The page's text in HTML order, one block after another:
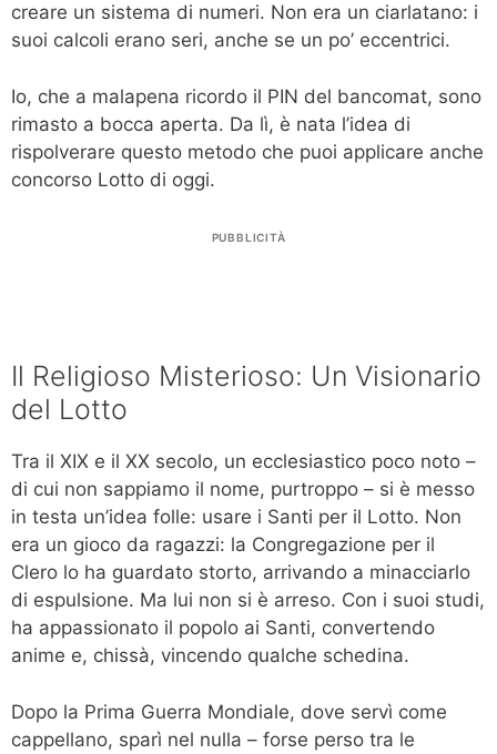
creare un sistema di numeri. Non era un ciarlatano: i
suoi calcoli erano seri, anche se un po’ eccentrici.
Io, che a malapena ricordo il PIN del bancomat, sono
rimasto a bocca aperta. Da lì, è nata l’idea di
rispolverare questo metodo che puoi applicare anche
concorso Lotto di oggi.
PUBBLICITÀ
Il Religioso Misterioso: Un Visionario
del Lotto
Tra il XIX e il XX secolo, un ecclesiastico poco noto –
di cui non sappiamo il nome, purtroppo – si è messo
in testa un’idea folle: usare i Santi per il Lotto. Non
era un gioco da ragazzi: la Congregazione per il
Clero lo ha guardato storto, arrivando a minacciarlo
di espulsione. Ma lui non si è arreso. Con i suoi studi,
ha appassionato il popolo ai Santi, convertendo
anime e, chissà, vincendo qualche schedina.
Dopo la Prima Guerra Mondiale, dove servì come
cappellano, sparì nel nulla – forse perso tra le